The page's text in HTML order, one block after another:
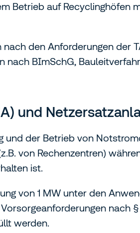
Betrieb auf Recyclinghöfen
den Anforderungen der
nach BImSchG,
und
und der Betrieb von
von Rechenzentren)
ist.
von 1 MW unter den
nach
werden.